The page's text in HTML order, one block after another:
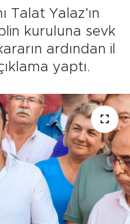
Talat Yalaz’ın
kuruluna sevk
ardından il
yaptı.